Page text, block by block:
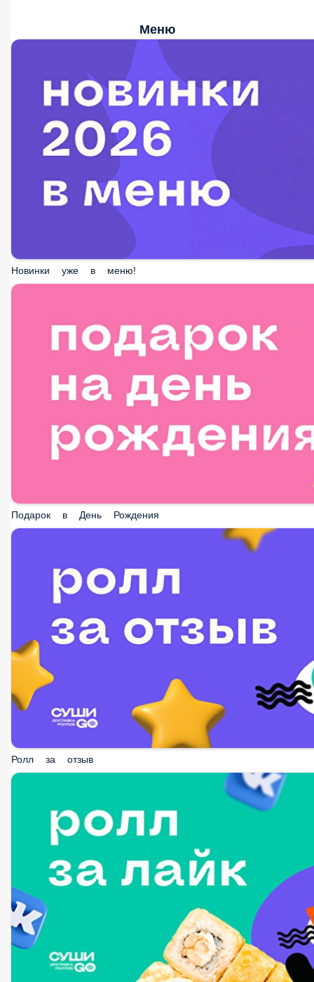
Меню
Новинки уже в меню!
Подарок в День Рождения
Ролл за отзыв